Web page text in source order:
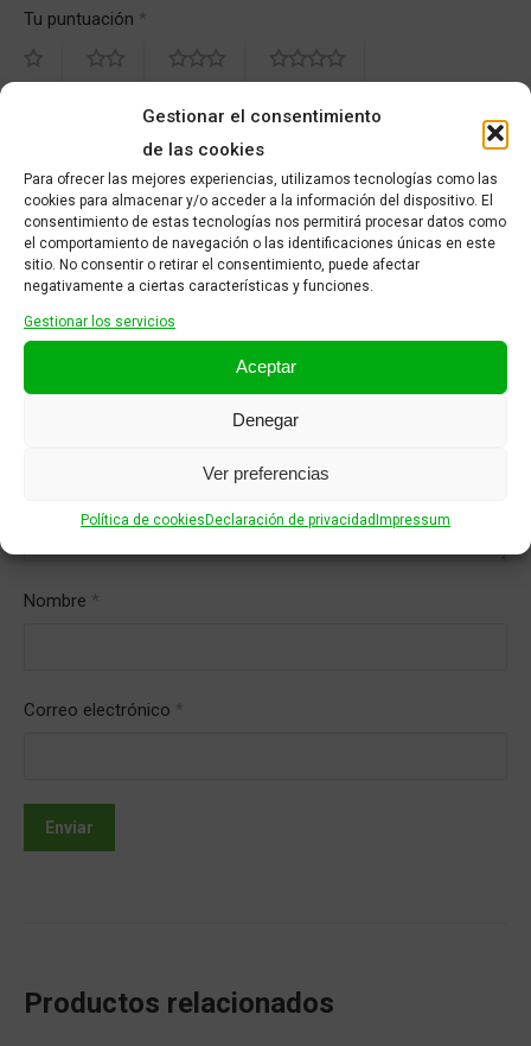
Gestionar el consentimiento
de las cookies
Para ofrecer las mejores experiencias, utilizamos tecnologías como las
cookies para almacenar y/o acceder a la información del dispositivo. El
consentimiento de estas tecnologías nos permitirá procesar datos como
el comportamiento de navegación o las identificaciones únicas en este
sitio. No consentir o retirar el consentimiento, puede afectar
negativamente a ciertas características y funciones.
Gestionar los servicios
Aceptar
Denegar
Ver preferencias
Política de cookiesDeclaración de privacidadImpressum
Tu puntuación *
estrellasestrellas
estrellas
de 5
estrellas
Tu valoración*
Nombre *
Correo electrónico *
Productos relacionados